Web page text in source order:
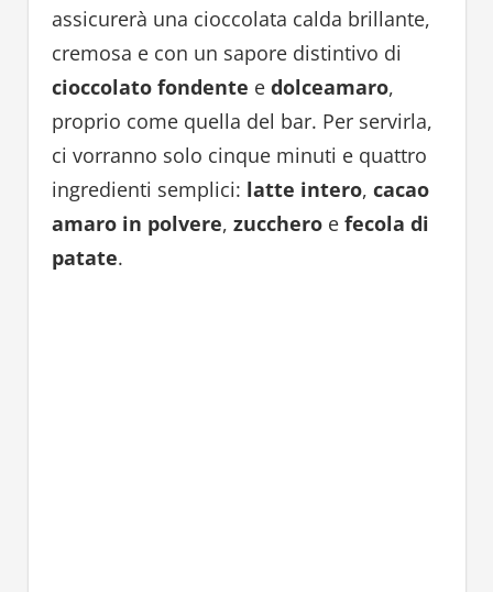
assicurerà una cioccolata calda brillante,
cremosa e con un sapore distintivo di
cioccolato fondente edolceamaro,
proprio come quella del bar. Per servirla,
ci vorranno solo cinque minuti e quattro
ingredienti semplici: latte intero, cacao
amaro in polvere, zucchero e fecola di
patate.